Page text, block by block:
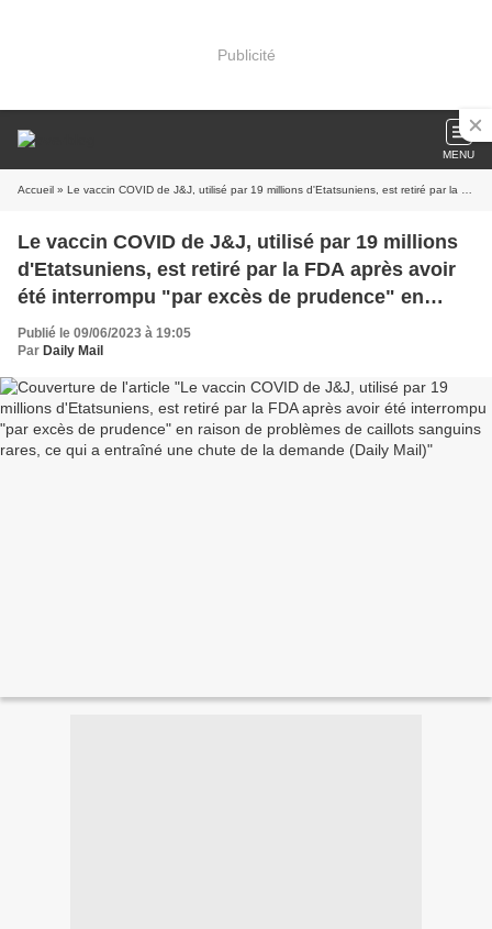
Publicité
MENU
Accueil » Le vaccin COVID de J&J, utilisé par 19 millions d'Etatsuniens, est retiré par la FDA après avoir été interrompu "par excès de prudence" en raison de problèmes de caillots sanguins rares, ce qui a entraîné une chute de la demande (Daily Mail)
Le vaccin COVID de J&J, utilisé par 19 millions
d'Etatsuniens, est retiré par la FDA après avoir
été interrompu "par excès de prudence" en
raison de problèmes de caillots sanguins rares,
ce qui a entraîné une chute de la demande (Daily
Mail)
Publié le 09/06/2023 à 19:05
Par Daily Mail